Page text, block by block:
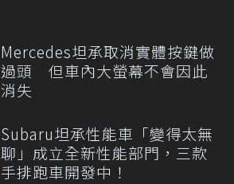
Mercedes坦承取消實體按鍵做
過頭 但車內大螢幕不會因此
消失
Subaru坦承性能車「變得太無
聊」成立全新性能部門，三款
手排跑車開發中！